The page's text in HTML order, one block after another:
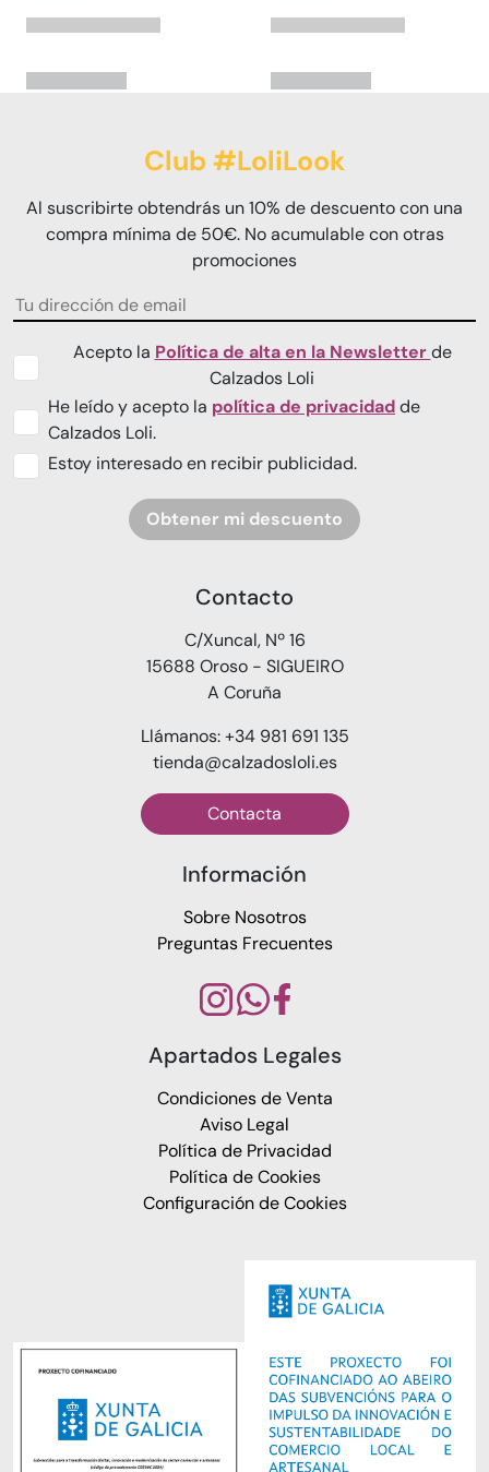
Club #LoliLook
Al suscribirte obtendrás un 10% de descuento con una
compra mínima de 50€. No acumulable con otras
promociones
Acepto la Política de alta en la Newsletterde
Calzados Loli
He leído y acepto la política de privacidadde
Calzados Loli.
Estoy interesado en recibir publicidad.
Obtener mi descuento
Contacto
C/Xuncal, Nº 16
15688 Oroso - SIGUEIRO
A Coruña
Llámanos: +34 981 691 135
tienda@calzadosloli.es
Contacta
Información
Sobre Nosotros
Preguntas Frecuentes
Apartados Legales
Condiciones de Venta
Aviso Legal
Política de Privacidad
Política de Cookies
Configuración de Cookies